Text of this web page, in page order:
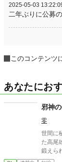
2025-05-03
二年ぶりに公募
このコンテンツ
あなたにお
邪神
零
世間に秘
た高尾雄一
鍛えられた肉体 それは、学園
なかった 至高の筋肉を持つ、精神を削られ意志をなくした青年を